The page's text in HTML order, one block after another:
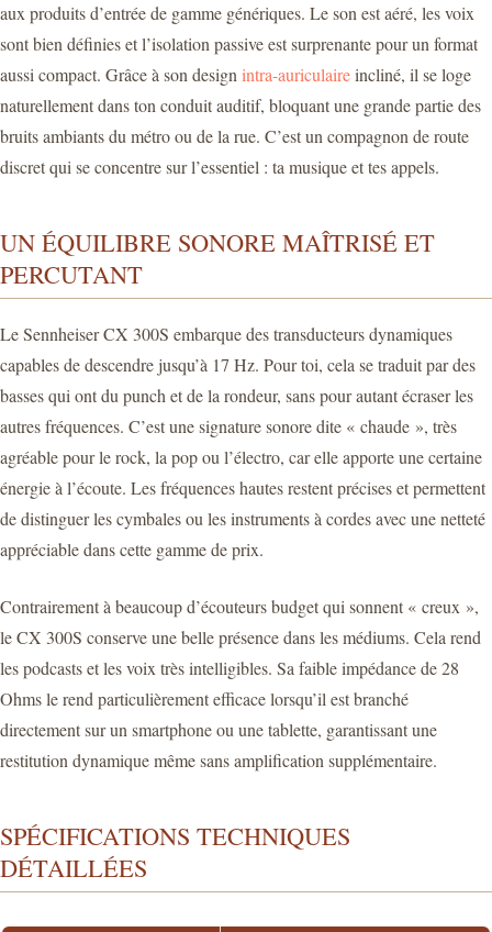
aux produits d’entrée de gamme génériques. Le son est aéré, les voix
sont bien définies et l’isolation passive est surprenante pour un format
aussi compact. Grâce à son design intra-auriculaireincliné, il se loge
naturellement dans ton conduit auditif, bloquant une grande partie des
bruits ambiants du métro ou de la rue. C’est un compagnon de route
discret qui se concentre sur l’essentiel : ta musique et tes appels.
UN ÉQUILIBRE SONORE MAÎTRISÉ ET
PERCUTANT
Le Sennheiser CX 300S embarque des transducteurs dynamiques
capables de descendre jusqu’à 17 Hz. Pour toi, cela se traduit par des
basses qui ont du punch et de la rondeur, sans pour autant écraser les
autres fréquences. C’est une signature sonore dite « chaude », très
agréable pour le rock, la pop ou l’électro, car elle apporte une certaine
énergie à l’écoute. Les fréquences hautes restent précises et permettent
de distinguer les cymbales ou les instruments à cordes avec une netteté
appréciable dans cette gamme de prix.
Contrairement à beaucoup d’écouteurs budget qui sonnent « creux »,
le CX 300S conserve une belle présence dans les médiums. Cela rend
les podcasts et les voix très intelligibles. Sa faible impédance de 28
Ohms le rend particulièrement efficace lorsqu’il est branché
directement sur un smartphone ou une tablette, garantissant une
restitution dynamique même sans amplification supplémentaire.
SPÉCIFICATIONS TECHNIQUES
DÉTAILLÉES